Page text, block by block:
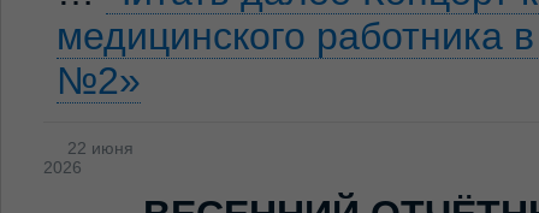
медицинского
№2»
22 июня
2026